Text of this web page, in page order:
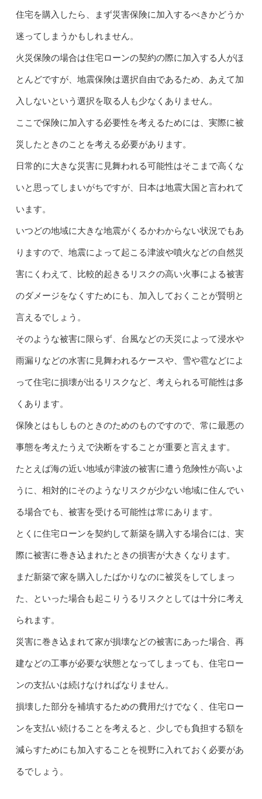
住宅を購入したら、まず災害保険に加入するべきかどうか
迷ってしまうかもしれません。
火災保険の場合は住宅ローンの契約の際に加入する人がほ
とんどですが、地震保険は選択自由であるため、あえて加
入しないという選択を取る人も少なくありません。
ここで保険に加入する必要性を考えるためには、実際に被
災したときのことを考える必要があります。
日常的に大きな災害に見舞われる可能性はそこまで高くな
いと思ってしまいがちですが、日本は地震大国と言われて
います。
いつどの地域に大きな地震がくるかわからない状況でもあ
りますので、地震によって起こる津波や噴火などの自然災
害にくわえて、比較的起きるリスクの高い火事による被害
のダメージをなくすためにも、加入しておくことが賢明と
言えるでしょう。
そのような被害に限らず、台風などの天災によって浸水や
雨漏りなどの水害に見舞われるケースや、雪や雹などによ
って住宅に損壊が出るリスクなど、考えられる可能性は多
くあります。
保険とはもしものときのためのものですので、常に最悪の
事態を考えたうえで決断をすることが重要と言えます。
たとえば海の近い地域が津波の被害に遭う危険性が高いよ
うに、相対的にそのようなリスクが少ない地域に住んでい
る場合でも、被害を受ける可能性は常にあります。
とくに住宅ローンを契約して新築を購入する場合には、実
際に被害に巻き込まれたときの損害が大きくなります。
まだ新築で家を購入したばかりなのに被災をしてしまっ
た、といった場合も起こりうるリスクとしては十分に考え
られます。
災害に巻き込まれて家が損壊などの被害にあった場合、再
建などの工事が必要な状態となってしまっても、住宅ロー
ンの支払いは続けなければなりません。
損壊した部分を補填するための費用だけでなく、住宅ロー
ンを支払い続けることを考えると、少しでも負担する額を
減らすためにも加入することを視野に入れておく必要があ
るでしょう。